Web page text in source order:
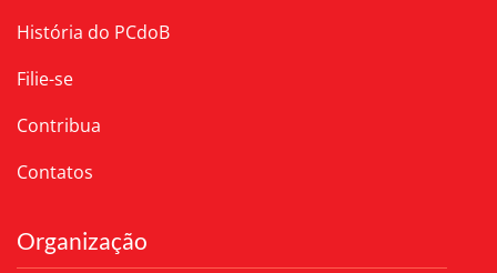
História do PCdoB
Filie-se
Contribua
Contatos
Organização